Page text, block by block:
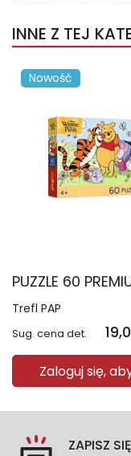
INNE Z TEJ
Nowość
Trefl PAP
Sug. cena det.
Zaloguj się,
ZAPISZ